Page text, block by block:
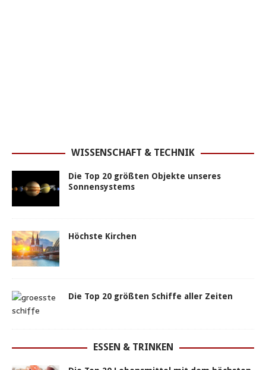
WISSENSCHAFT & TECHNIK
Die Top 20 größten Objekte unseres
Sonnensystems
Höchste Kirchen
Die Top 20 größten Schiffe aller Zeiten
ESSEN & TRINKEN